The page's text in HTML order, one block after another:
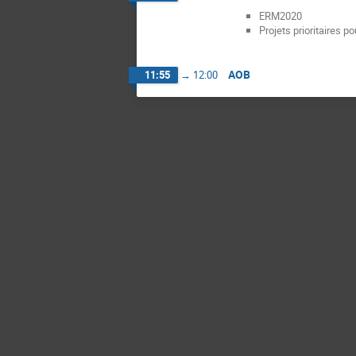
ERM2020
Projets prioritaires
11:55 → 12:00 AOB